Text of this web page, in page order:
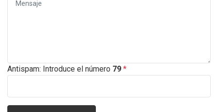
Antispam: Introduce el número 79 *